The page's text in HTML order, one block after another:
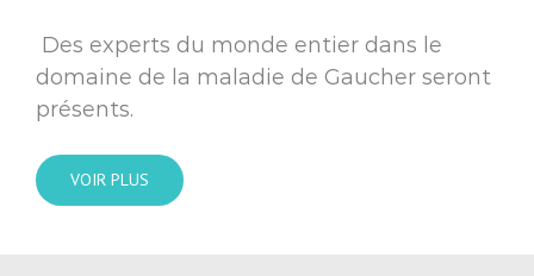
Des experts du monde entier dans le
domaine de la maladie de Gaucher seront
présents.
VOIR PLUS